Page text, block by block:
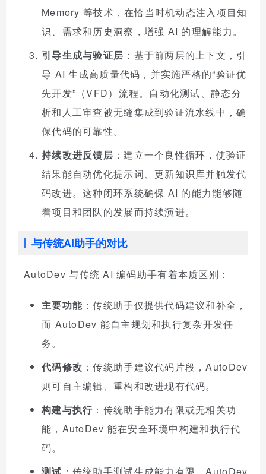
Memory 等技术，在恰当时机动态注入项目知
识、需求和历史洞察，增强 AI 的理解能力。
引导生成与验证层 ：基于前两层的上下文，引
导 AI 生成高质量代码，并实施严格的“验证优
先开发”（VFD）流程。自动化测试、静态分
析和人工审查被无缝集成到验证流水线中，确
保代码的可靠性。
持续改进反馈层 ：建立一个良性循环，使验证
结果能自动优化提示词、更新知识库并触发代
码改进。这种闭环系统确保 AI 的能力能够随
着项目和团队的发展而持续演进。
与传统AI助手的对比
AutoDev 与传统 AI 编码助手有着本质区别：
主要功能 ：传统助手仅提供代码建议和补全，
而 AutoDev 能自主规划和执行复杂开发任
务。
代码修改 ：传统助手建议代码片段，AutoDev
则可自主编辑、重构和改进现有代码。
构建与执行 ：传统助手能力有限或无相关功
能，AutoDev 能在安全环境中构建和执行代
码。